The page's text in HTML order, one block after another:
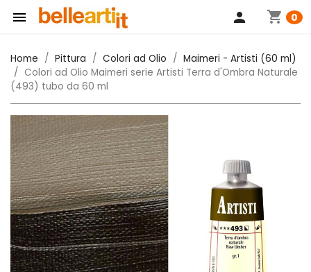
 shopping_cart 0
person
Home Pittura Colori ad Olio
Maimeri - Artisti (60 ml)
Colori ad Olio Maimeri serie Artisti Terra d'Ombra Naturale
(493) tubo da 60 ml